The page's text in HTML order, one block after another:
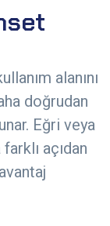
alanını
doğrudan
Eğri veya
açıdan